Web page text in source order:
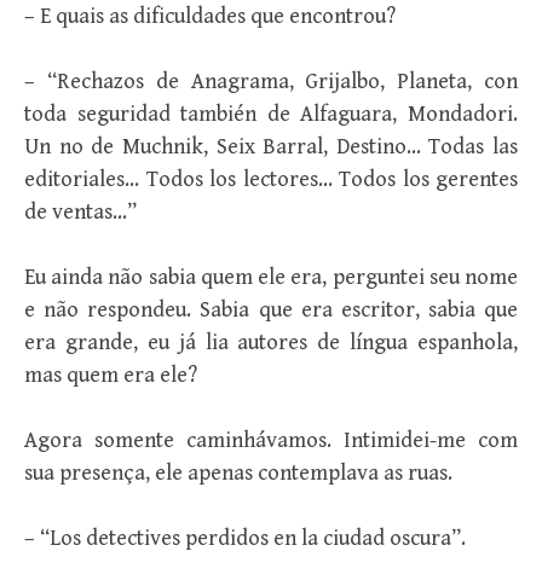
– E quais as dificuldades que encontrou?
– “Rechazos de Anagrama, Grijalbo, Planeta, con
toda seguridad también de Alfaguara, Mondadori.
Un no de Muchnik, Seix Barral, Destino… Todas las
editoriales… Todos los lectores… Todos los gerentes
de ventas…”
Eu ainda não sabia quem ele era, perguntei seu nome
e não respondeu. Sabia que era escritor, sabia que
era grande, eu já lia autores de língua espanhola,
mas quem era ele?
Agora somente caminhávamos. Intimidei-me com
sua presença, ele apenas contemplava as ruas.
– “Los detectives perdidos en la ciudad oscura”.